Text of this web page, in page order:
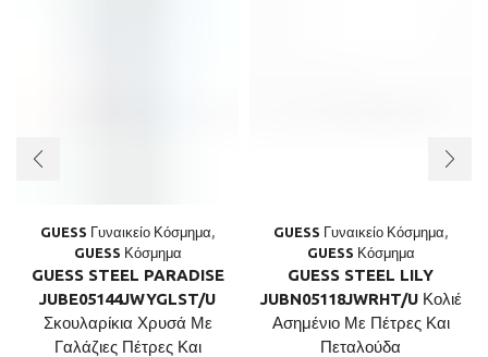
GUESS Γυναικείο Κόσμημα
GUESS Κόσμημα
GUESS STEEL PARADISE
JUBE05144JWYGLST/U
Σκουλαρίκια Χρυσά Με
Γαλάζιες Πέτρες Και
GUESS Γυναικείο Κόσμημα
GUESS Κόσμημα
GUESS STEEL LILY
JUBN05118JWRHT/U Κολιέ
Ασημένιο Με Πέτρες Και
Πεταλούδα